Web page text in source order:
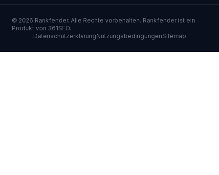
© 2026 Rankfender. Alle Rechte vorbehalten. Rankfender ist ein
Produkt von 361SEO.
DatenschutzerklärungNutzungsbedingungenSitemap